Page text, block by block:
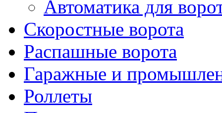
Автоматика для
Скоростные ворота
Распашные ворота
Гаражные и
Роллеты